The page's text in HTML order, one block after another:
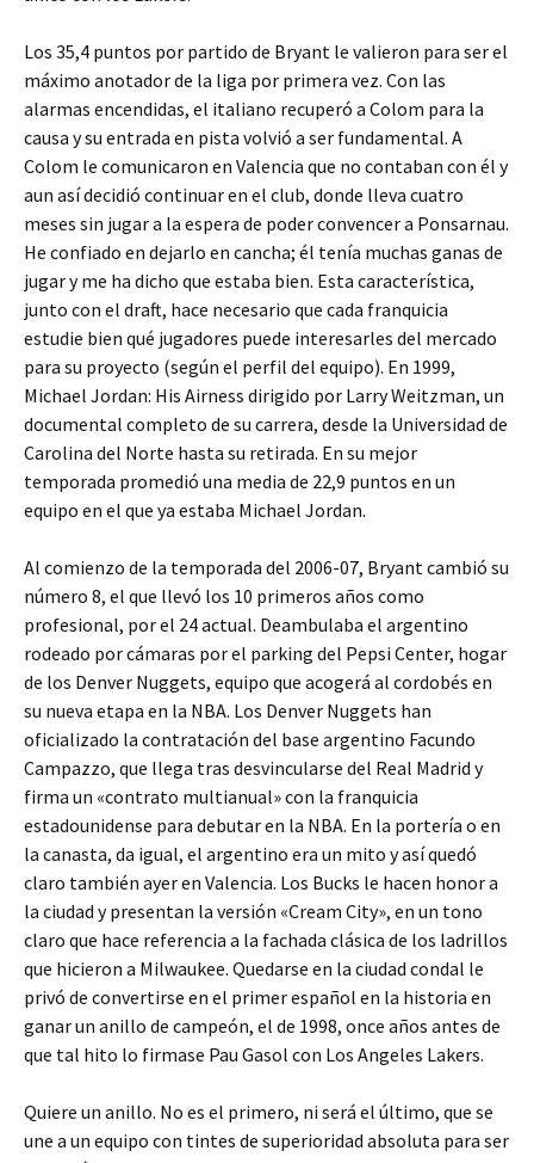
Los 35,4 puntos por partido de Bryant le valieron para ser el
máximo anotador de la liga por primera vez. Con las
alarmas encendidas, el italiano recuperó a Colom para la
causa y su entrada en pista volvió a ser fundamental. A
Colom le comunicaron en Valencia que no contaban con él y
aun así decidió continuar en el club, donde lleva cuatro
meses sin jugar a la espera de poder convencer a Ponsarnau.
He confiado en dejarlo en cancha; él tenía muchas ganas de
jugar y me ha dicho que estaba bien. Esta característica,
junto con el draft, hace necesario que cada franquicia
estudie bien qué jugadores puede interesarles del mercado
para su proyecto (según el perfil del equipo). En 1999,
Michael Jordan: His Airness dirigido por Larry Weitzman, un
documental completo de su carrera, desde la Universidad de
Carolina del Norte hasta su retirada. En su mejor
temporada promedió una media de 22,9 puntos en un
equipo en el que ya estaba Michael Jordan.
Al comienzo de la temporada del 2006-07, Bryant cambió su
número 8, el que llevó los 10 primeros años como
profesional, por el 24 actual. Deambulaba el argentino
rodeado por cámaras por el parking del Pepsi Center, hogar
de los Denver Nuggets, equipo que acogerá al cordobés en
su nueva etapa en la NBA. Los Denver Nuggets han
oficializado la contratación del base argentino Facundo
Campazzo, que llega tras desvincularse del Real Madrid y
firma un «contrato multianual» con la franquicia
estadounidense para debutar en la NBA. En la portería o en
la canasta, da igual, el argentino era un mito y así quedó
claro también ayer en Valencia. Los Bucks le hacen honor a
la ciudad y presentan la versión «Cream City», en un tono
claro que hace referencia a la fachada clásica de los ladrillos
que hicieron a Milwaukee. Quedarse en la ciudad condal le
privó de convertirse en el primer español en la historia en
ganar un anillo de campeón, el de 1998, once años antes de
que tal hito lo firmase Pau Gasol con Los Angeles Lakers.
Quiere un anillo. No es el primero, ni será el último, que se
une a un equipo con tintes de superioridad absoluta para ser